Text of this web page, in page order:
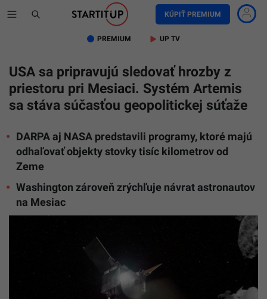
KÚPIŤ PREMIUM
PREMIUM UP TV
USA sa pripravujú sledovať hrozby z
priestoru pri Mesiaci. Systém Artemis
sa stáva súčasťou geopolitickej súťaže
DARPA aj NASA predstavili programy, ktoré majú
odhaľovať objekty stovky tisíc kilometrov od
Zeme
Washington zároveň zrýchľuje návrat astronautov
na Mesiac
Flickr/